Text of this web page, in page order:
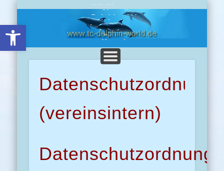
Open toolbar
Wir über uns
Chronik
Delphine-Info
Clubreisen
Impressionen
Angebote
Presse
Kontakt
Datenschutzordnung
(vereinsintern)
Datenschutzordnung